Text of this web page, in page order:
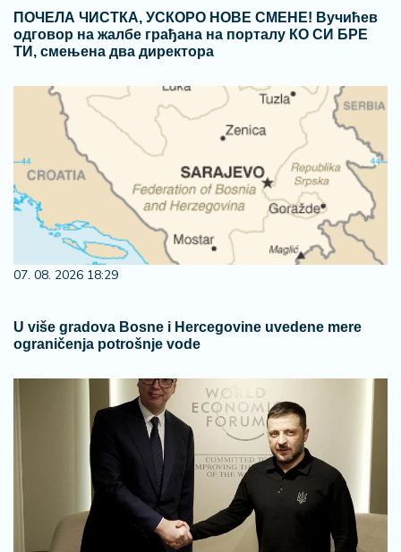
ПОЧЕЛА ЧИСТКА, УСКОРО НОВЕ СМЕНЕ! Вучићев
одговор на жалбе грађана на порталу КО СИ БРЕ
ТИ, смењена два директора
07. 08. 2026 18:29
U više gradova Bosne i Hercegovine uvedene mere
ograničenja potrošnje vode